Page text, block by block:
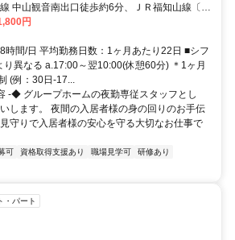
少人数制で寄り添うケアができる温かいグルー
中山観音南出口徒歩約6分、ＪＲ福知山線〔宝
約9分、阪急宝塚本線 売布神社東改札口徒歩約
」駅から徒歩約6分
円
時間/日 平均勤務日数：1ヶ月あたり22日 ■シフ
り異なる a.17:00～翌10:00(休憩60分) ＊1ヶ月
(例：30日-17...
-◆ グループホームの夜勤専従スタッフとし
します。 夜間の入居者様の身の回りのお手伝
守りで入居者様の安心を守る大切なお仕事で
可 資格取得支援あり 職場見学可
研修あり
・パート